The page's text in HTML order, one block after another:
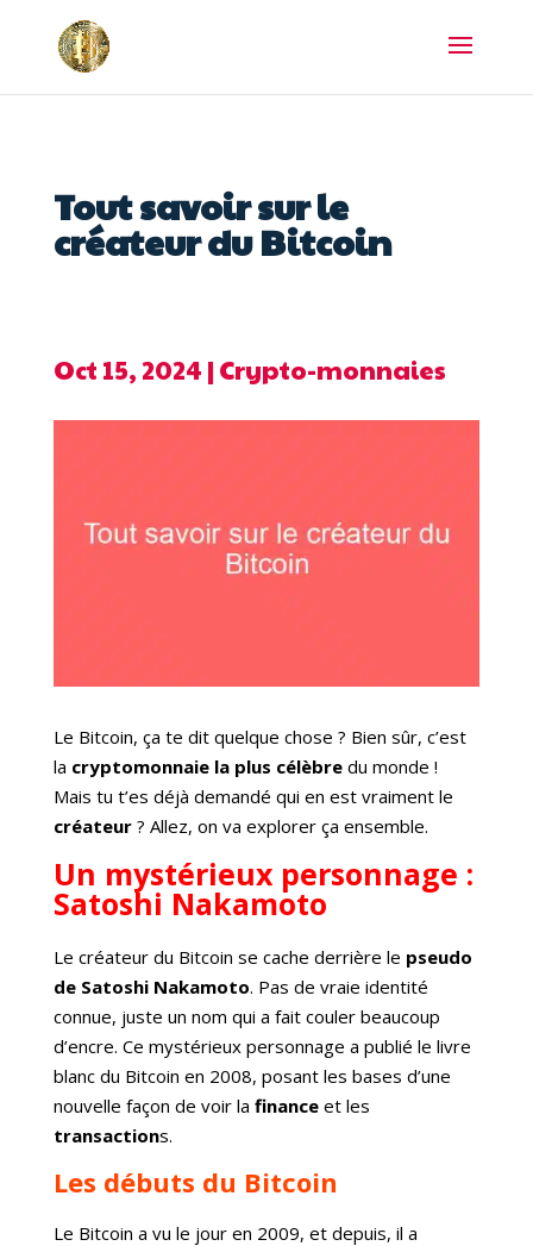
Tout savoir sur le
créateur du Bitcoin
Oct 15, 2024 | Crypto-monnaies
Le Bitcoin, ça te dit quelque chose ? Bien sûr, c’est
la cryptomonnaie la plus célèbredu monde !
Mais tu t’es déjà demandé qui en est vraiment le
créateur? Allez, on va explorer ça ensemble.
Un mystérieux personnage :
Satoshi Nakamoto
Le créateur du Bitcoin se cache derrière le pseudo
de Satoshi Nakamoto. Pas de vraie identité
connue, juste un nom qui a fait couler beaucoup
d’encre. Ce mystérieux personnage a publié le livre
blanc du Bitcoin en 2008, posant les bases d’une
nouvelle façon de voir la financeet les
transactions.
Les débuts du Bitcoin
Le Bitcoin a vu le jour en 2009, et depuis, il a